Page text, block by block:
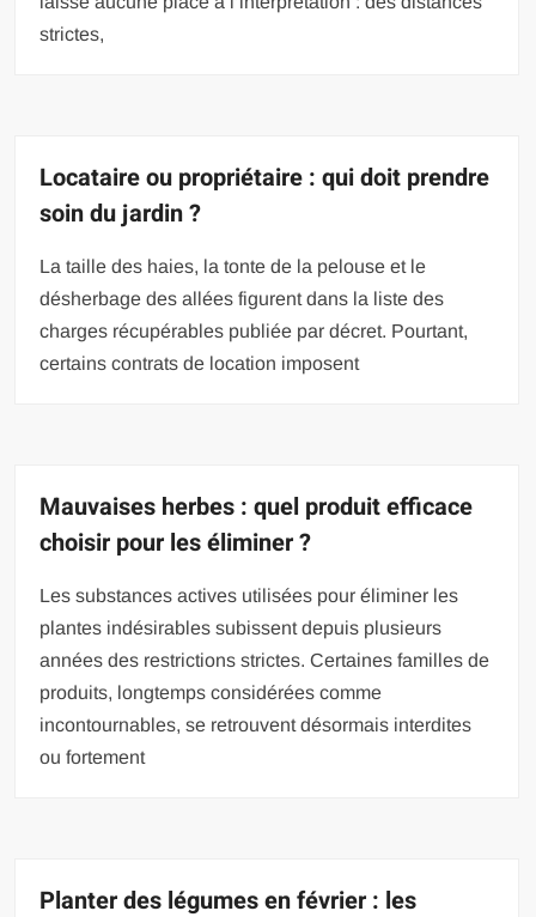
strictes,
Locataire ou propriétaire : qui doit prendre
soin du jardin ?
La taille des haies, la tonte de la pelouse et le
désherbage des allées figurent dans la liste des
charges récupérables publiée par décret. Pourtant,
certains contrats de location imposent
Mauvaises herbes : quel produit efficace
choisir pour les éliminer ?
Les substances actives utilisées pour éliminer les
plantes indésirables subissent depuis plusieurs
années des restrictions strictes. Certaines familles de
produits, longtemps considérées comme
incontournables, se retrouvent désormais interdites
ou fortement
Planter des légumes en février : les